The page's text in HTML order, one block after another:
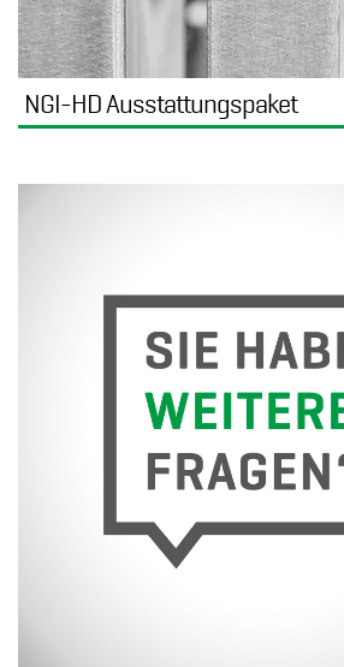
NGI-HD Ausstattungspaket